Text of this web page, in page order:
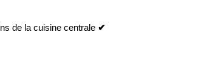
de la cuisine centrale ✔